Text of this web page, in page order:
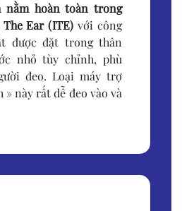
hoàn toàn trong
Ear (ITE) với công
được đặt trong thân
nhỏ tùy chỉnh, phù
đeo. Loại máy trợ
này rất dễ đeo vào và